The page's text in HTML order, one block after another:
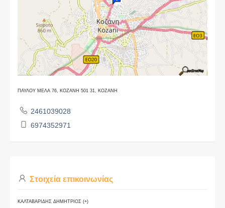
ΠΑΥΛΟΥ ΜΕΛΑ 76, ΚΟΖΑΝΗ 501 31, ΚΟΖΑΝΗ
2461039028
6974352971
Στοιχεία επικοινωνίας
ΚΑΛΤΑΒΑΡΙΔΗΣ ΔΗΜΗΤΡΙΟΣ (+)